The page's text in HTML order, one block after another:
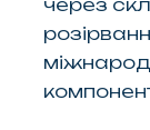
через